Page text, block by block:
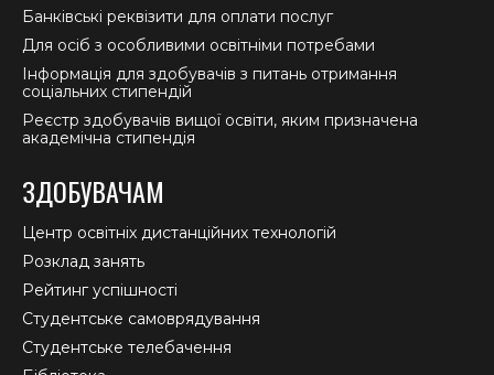
Банківські реквізити для оплати послуг
Для осіб з особливими освітніми потребами
Інформація для здобувачів з питань отримання
соціальних стипендій
Реєстр здобувачів вищої освіти, яким призначена
академічна стипендія
ЗДОБУВАЧАМ
Центр освітніх дистанційних технологій
Розклад занять
Рейтинг успішності
Студентське самоврядування
Студентське телебачення